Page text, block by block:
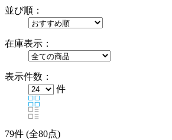
並び順：
在庫表示：
表示件数：
件
79件 (全80点)